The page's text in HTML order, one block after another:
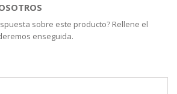
sobre este producto? Rellene el
enseguida.